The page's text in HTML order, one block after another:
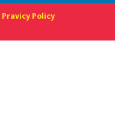
Pravicy Policy